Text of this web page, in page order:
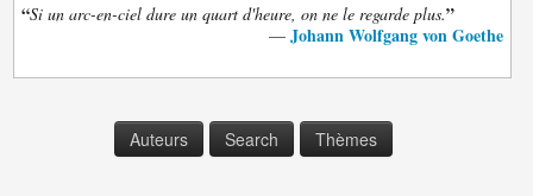
“Si un arc-en-ciel dure un quart d'heure, on ne le regarde plus.”
— Johann Wolfgang von Goethe
Auteurs Search Thèmes